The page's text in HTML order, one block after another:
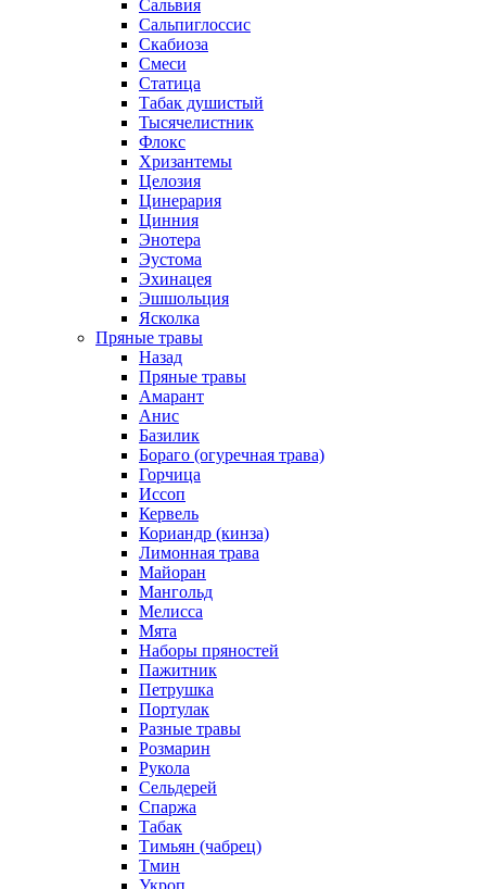
Сальвия
Сальпиглоссис
Скабиоза
Смеси
Статица
Табак душистый
Тысячелистник
Флокс
Хризантемы
Целозия
Цинерария
Цинния
Энотера
Эустома
Эхинацея
Эшшольция
Ясколка
Пряные травы
Назад
Пряные травы
Амарант
Анис
Базилик
Бораго (огуречная трава)
Горчица
Иссоп
Кервель
Кориандр (кинза)
Лимонная трава
Майоран
Мангольд
Мелисса
Мята
Наборы пряностей
Пажитник
Петрушка
Портулак
Разные травы
Розмарин
Рукола
Сельдерей
Спаржа
Табак
Тимьян (чабрец)
Тмин
Укроп